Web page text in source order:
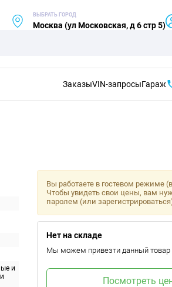
ВЫБРАТЬ ГОРОД
Москва (ул Московская, д 6 стр 5)
ЗаказыVIN-запросыГараж
и
Вы работаете в гостевом режиме
Чтобы увидеть свои цены, вам
паролем (или
Нет на складе
Мы можем привезти данный товар
Посмотреть